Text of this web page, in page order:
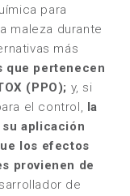
para
maleza durante
más
que pertenecen
(PPO); y, si
el control, la
aplicación
los efectos
provienen de
de